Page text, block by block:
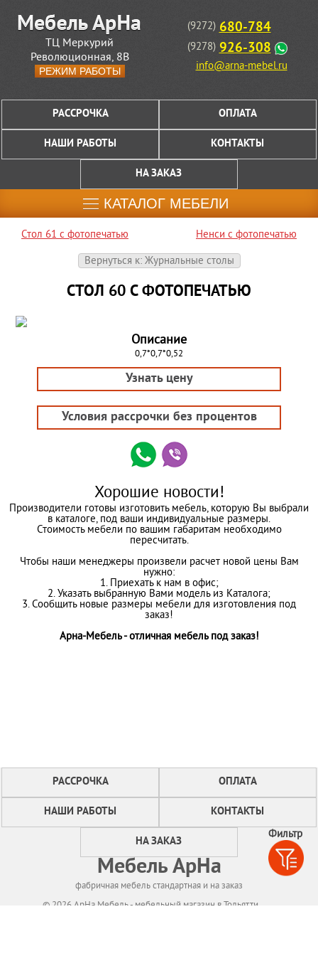
Фильтр
ТЦ Меркурий
Революционная, 8В
РЕЖИМ РАБОТЫ
(9272) 680-784
(9278) 926-308
info@arna-mebel.ru
РАССРОЧКА ОПЛАТА
НАШИ РАБОТЫ КОНТАКТЫ
НА ЗАКАЗ
КАТАЛОГ МЕБЕЛИ
Стол 61 с фотопечатью
Ненси с фотопечатью
Вернуться к: Журнальные столы
СТОЛ 60 С ФОТОПЕЧАТЬЮ
Описание
0,7*0,7*0,52
Узнать цену
Условия рассрочки без процентов
Хорошие новости!
Производители готовы изготовить мебель, которую Вы выбрали
в каталоге, под ваши индивидуальные размеры.
Стоимость мебели по вашим габаритам необходимо
пересчитать.
Чтобы наши менеджеры произвели расчет новой цены Вам
нужно:
1. Приехать к нам в офис;
2. Указать выбранную Вами модель из Каталога;
3. Сообщить новые размеры мебели для изготовления под
заказ!
Арна-Мебель - отличная мебель под заказ!
РАССРОЧКА ОПЛАТА
НАШИ РАБОТЫ КОНТАКТЫ
НА ЗАКАЗ
Мебель АрНа
фабричная мебель стандартная и на заказ
© 2026 АрНа Мебель - мебельный магазин в Тольятти